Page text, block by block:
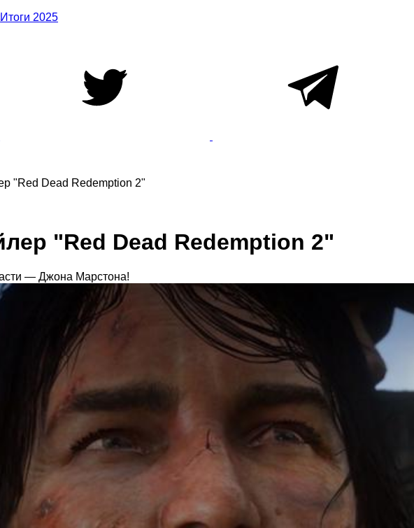
"Red Dead Redemption 2"
"Red Dead Redemption 2"
— Джона Марстона!